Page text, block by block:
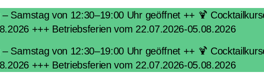
Samstag von 12:30–19:00 Uhr geöffnet ++ 🍹
+++ Betriebsferien vom 22.07.2026-05.08.2026
Samstag von 12:30–19:00 Uhr geöffnet ++ 🍹
+++ Betriebsferien vom 22.07.2026-05.08.2026